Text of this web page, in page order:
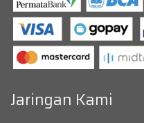
Jaringan Kami